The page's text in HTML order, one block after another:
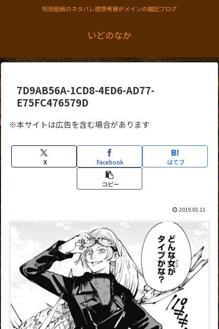
呪術廻戦のネタバレ感想考察がメインの雑記ブログ
いどのなか
7D9AB56A-1CD8-4ED6-AD77-
E75FC476579D
※本サイトは広告を含む場合があります
X Facebook はてブ
コピー
2019.03.11